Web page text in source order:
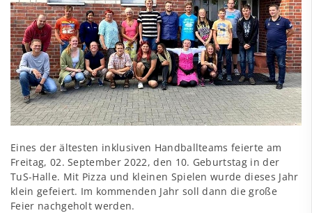
Eines der ältesten inklusiven Handballteams feierte am
Freitag, 02. September 2022, den 10. Geburtstag in der
TuS-Halle. Mit Pizza und kleinen Spielen wurde dieses Jahr
klein gefeiert. Im kommenden Jahr soll dann die große
Feier nachgeholt werden.